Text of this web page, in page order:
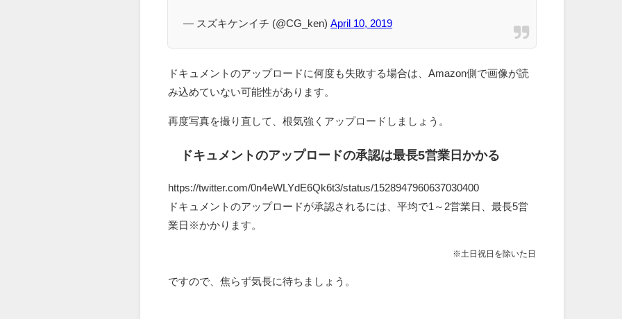
— スズキケンイチ (@CG_ken) April 10, 2019
ドキュメントのアップロードに何度も失敗する場合は、Amazon側で画像が読
み込めていない可能性があります。
再度写真を撮り直して、根気強くアップロードしましょう。
ドキュメントのアップロードの承認は最長5営業日かかる
https://twitter.com/0n4eWLYdE6Qk6t3/status/1528947960637030400
ドキュメントのアップロードが承認されるには、平均で1～2営業日、最長5営
業日※かかります。
※土日祝日を除いた日
ですので、焦らず気長に待ちましょう。